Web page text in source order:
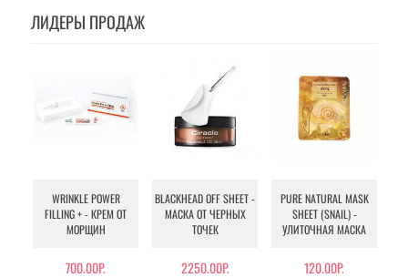
ЛИДЕРЫ ПРОДАЖ
WRINKLE POWER
FILLING + - КРЕМ ОТ
МОРЩИН
700.00Р.
BLACKHEAD OFF SHEET -
МАСКА ОТ ЧЕРНЫХ
ТОЧЕК
2250.00Р.
PURE NATURAL MASK
SHEET (SNAIL) -
УЛИТОЧНАЯ МАСКА
120.00Р.